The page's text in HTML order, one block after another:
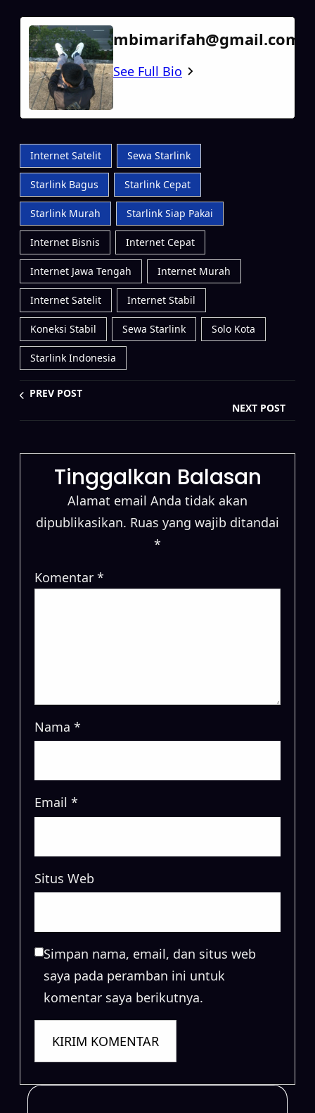
mbimarifah@gmail.com
See Full Bio
Internet Satelit Sewa Starlink
Starlink Bagus Starlink Cepat
Starlink Murah Starlink Siap Pakai
Internet Bisnis Internet Cepat
Internet Jawa Tengah Internet Murah
Internet Satelit Internet Stabil
Koneksi Stabil Sewa Starlink Solo Kota
Starlink Indonesia
PREV POST
NEXT POST
Tinggalkan Balasan
Alamat email Anda tidak akan
dipublikasikan. Ruas yang wajib ditandai
*
Komentar *
Nama *
Email *
Situs Web
Simpan nama, email, dan situs web
saya pada peramban ini untuk
komentar saya berikutnya.